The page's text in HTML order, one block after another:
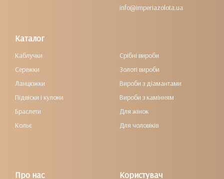
info@imperiazolota.ua
Каталог
Каблучки
Сережки
Ланцюжки
Підвіски і кулони
Браслети
Кольє
Срібні вироби
Золоті вироби
Вироби з діамантами
Вироби з камінням
Для жінок
Для чоловіків
Про нас Користувач